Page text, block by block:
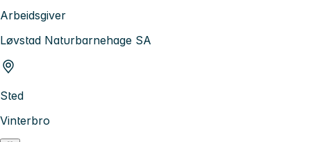
Arbeidsgiver
Løvstad Naturbarnehage SA
Sted
Vinterbro